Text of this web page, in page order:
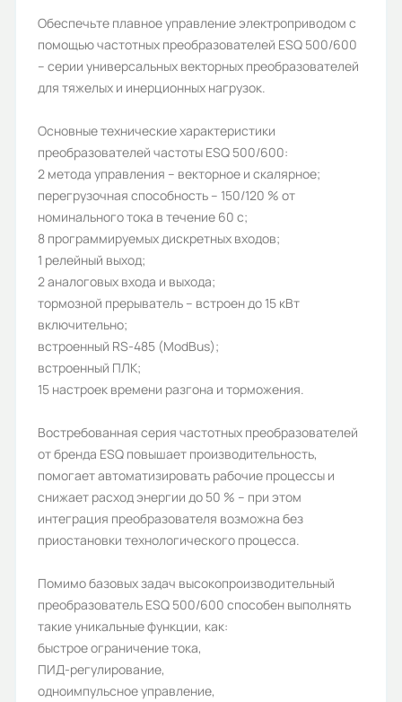
Тип нагрузки:
тяжелая, тяжелая
Рабочее напряжение (В):
Частота сети (Гц):
0-599 Гц
Номинальный ток (А):
520/600
Протокол связи ModBus:
Да
Количество фаз:
3
IP20
Съёмный пульт:
Да
Дискретные входы:
Протокол Profibus DP:
опционально
Номинальный выходной ток (А):
Обеспечьте плавное управление электроприводом с
помощью частотных преобразователей ESQ 500/600
– серии универсальных векторных преобразователей
для тяжелых и инерционных нагрузок.
Основные технические характеристики
преобразователей частоты ESQ 500/600:
2 метода управления – векторное и скалярное;
перегрузочная способность – 150/120 % от
номинального тока в течение 60 с;
8 программируемых дискретных входов;
1 релейный выход;
2 аналоговых входа и выхода;
тормозной прерыватель – встроен до 15 кВт
включительно;
встроенный RS-485 (ModBus);
встроенный ПЛК;
15 настроек времени разгона и торможения.
Востребованная серия частотных преобразователей
от бренда ESQ повышает производительность,
помогает автоматизировать рабочие процессы и
снижает расход энергии до 50 % – при этом
интеграция преобразователя возможна без
приостановки технологического процесса.
Помимо базовых задач высокопроизводительный
преобразователь ESQ 500/600 способен выполнять
такие уникальные функции, как:
быстрое ограничение тока,
ПИД-регулирование,
одноимпульсное управление,